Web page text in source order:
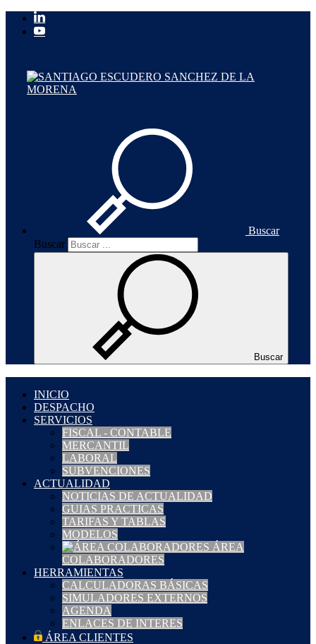
Buscar
Buscar
Buscar
INICIO
DESPACHO
SERVICIOS
FISCAL - CONTABLE
MERCANTIL
LABORAL
SUBVENCIONES
ACTUALIDAD
NOTICIAS DE ACTUALIDAD
GUIAS PRACTICAS
TARIFAS Y TABLAS
MODELOS
ÁREA
COLABORADORES
HERRAMIENTAS
CALCULADORAS BÁSICAS
SIMULADORES EXTERNOS
AGENDA
ENLACES DE INTERES
ÁREA CLIENTES